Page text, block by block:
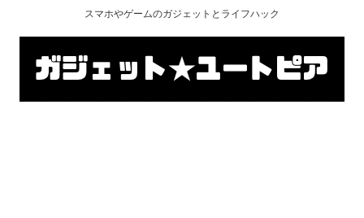
スマホやゲームのガジェットとライフハック